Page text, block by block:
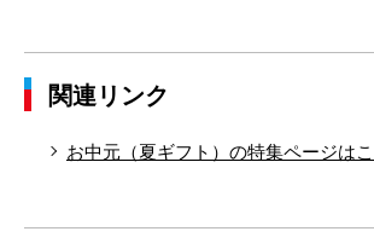
関連リンク
お中元（夏ギフト）の特集ページは